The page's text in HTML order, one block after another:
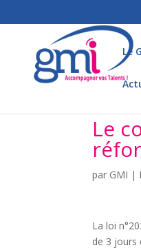
Le
Le
par GMI |
La loi
de 3 jours